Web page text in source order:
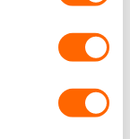
CO2 han
la calidad
por respirar